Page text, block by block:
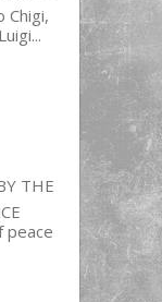
Chigi,
THE
peace